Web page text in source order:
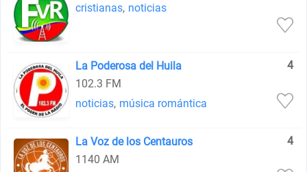
cristianas, noticias
La Poderosa del Huila
4
102.3 FM
noticias, música romántica
La Voz de los Centauros
4
1140 AM